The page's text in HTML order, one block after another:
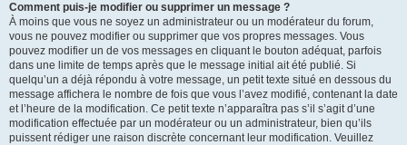
Comment puis-je modifier ou supprimer un message ?
À moins que vous ne soyez un administrateur ou un modérateur du forum,
vous ne pouvez modifier ou supprimer que vos propres messages. Vous
pouvez modifier un de vos messages en cliquant le bouton adéquat, parfois
dans une limite de temps après que le message initial ait été publié. Si
quelqu’un a déjà répondu à votre message, un petit texte situé en dessous du
message affichera le nombre de fois que vous l’avez modifié, contenant la date
et l’heure de la modification. Ce petit texte n’apparaîtra pas s’il s’agit d’une
modification effectuée par un modérateur ou un administrateur, bien qu’ils
puissent rédiger une raison discrète concernant leur modification. Veuillez